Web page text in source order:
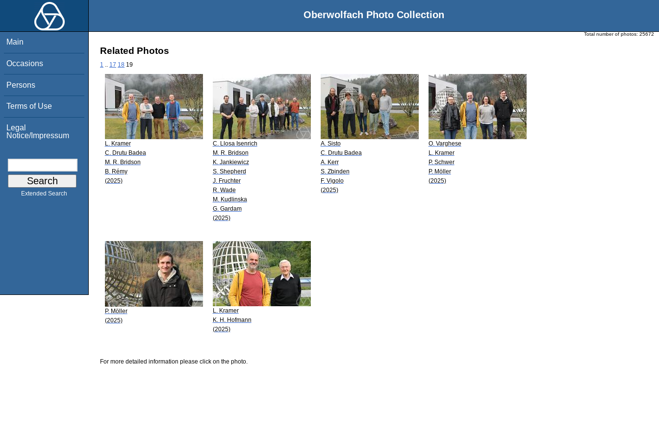
Oberwolfach Photo Collection
Main
Occasions
Persons
Terms of Use
Legal
Notice/Impressum
Extended Search
Total number of photos: 25672
Related Photos
1 17 18 19
L. Kramer
C. Drutu Badea
M. R. Bridson
B. Rémy
(2025)
C. Llosa Isenrich
M. R. Bridson
K. Jankiewicz
S. Shepherd
J. Fruchter
R. Wade
M. Kudlinska
G. Gardam
(2025)
A. Sisto
C. Drutu Badea
A. Kerr
S. Zbinden
F. Vigolo
(2025)
O. Varghese
L. Kramer
P. Schwer
P. Möller
(2025)
P. Möller
(2025)
L. Kramer
K. H. Hofmann
(2025)
For more detailed information please click on the photo.